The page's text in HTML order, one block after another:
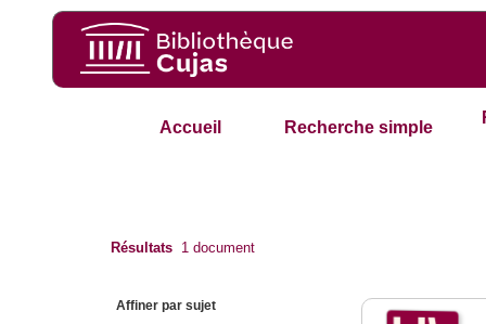
Accueil Recherche simple
Résultats 1 document
Affiner par sujet